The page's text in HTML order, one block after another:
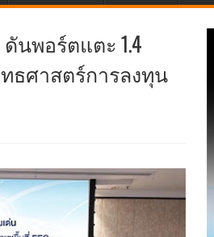
นพอร์ตแตะ 1.4
ธศาสตร์การลงทุน